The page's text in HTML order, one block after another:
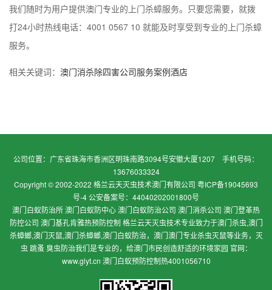
我们随时为用户提供澳门专业的上门杀蟑服务。只要您需要，就拨
打24小时热线电话：4001 0567 10 就能及时享受到专业的上门杀蟑
服务。
相关关键词： 澳门消杀除四害公司服务案例酒店
公司位置：广东省珠海市香洲区明珠南路3094号安徽大厦1207 手机号码：
13676033324
Copyright © 2002-2022 格兰云天灭虫技术澳门有限公司 粤ICP备19045693
号-4 公安备案号：44040202001800号
澳门白蚁防治所 澳门白蚁防中心 澳门白蚁防治公司 澳门消杀公司 澳门登革热
防控公司 澳门基孔肯雅热预防控制 格兰云天灭虫技术专业致力于澳门杀虫,澳门
杀蟑螂,澳门灭鼠,澳门杀蟑螂,澳门白蚁防治，澳门澳门专业杀虫灭鼠等业务，灭
虫 跳蚤 臭虫防治我们是专业的，给澳门市民创造舒适的环境家园 官网：
www.glyt.cn 澳门白蚁预防控制热4001056710